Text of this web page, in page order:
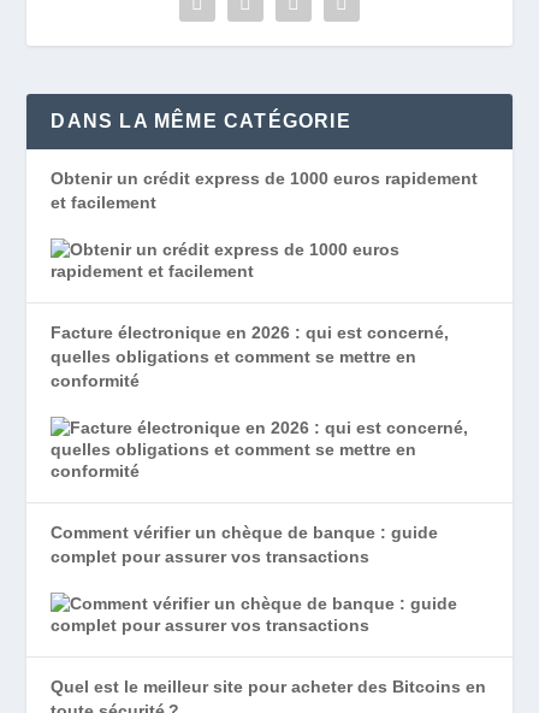
DANS LA MÊME CATÉGORIE
Obtenir un crédit express de 1000 euros rapidement
et facilement
Facture électronique en 2026 : qui est concerné,
quelles obligations et comment se mettre en
conformité
Comment vérifier un chèque de banque : guide
complet pour assurer vos transactions
Quel est le meilleur site pour acheter des Bitcoins en